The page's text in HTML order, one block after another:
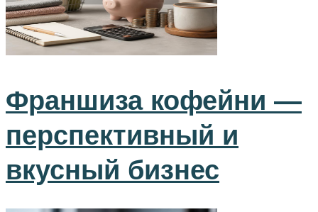
Франшиза кофейни —
перспективный и
вкусный бизнес